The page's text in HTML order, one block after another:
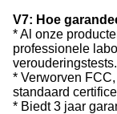
V7: Hoe
* Al onze
professionele
verouderingstests.
* Verworven
standaard
* Biedt 3 jaar